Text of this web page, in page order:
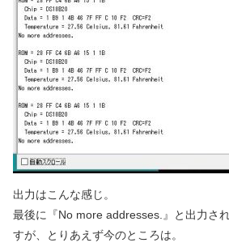
出力はこんな感じ。
最後に『No more addresses.』と出力さ
すが、とりあえず今のところは。